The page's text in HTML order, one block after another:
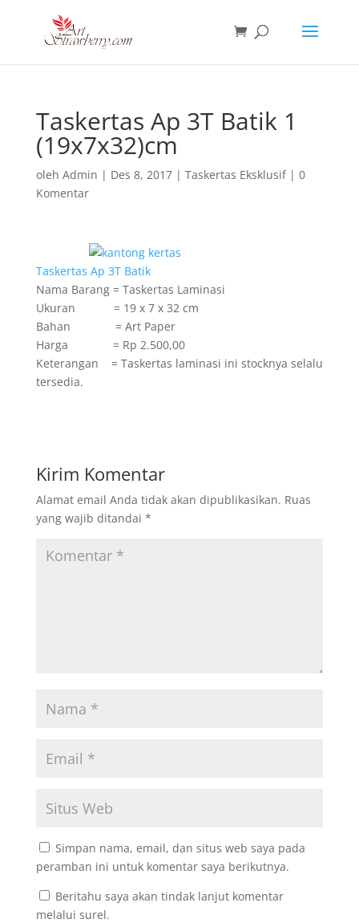
Taskertas Ap 3T Batik 1
(19x7x32)cm
oleh Admin | Des 8, 2017| Taskertas Eksklusif| 0
Komentar
Taskertas Ap 3T Batik
Nama Barang = Taskertas Laminasi
Ukuran = 19 x 7 x 32 cm
Bahan = Art Paper
Harga = Rp 2.500,00
Keterangan = Taskertas laminasi ini stocknya selalu
tersedia.
Kirim Komentar
Alamat email Anda tidak akan dipublikasikan. Ruas
yang wajib ditandai *
Simpan nama, email, dan situs web saya pada
peramban ini untuk komentar saya berikutnya.
Beritahu saya akan tindak lanjut komentar
melalui surel.